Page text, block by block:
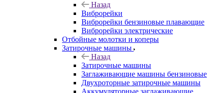
Назад
Виброрейки
Виброрейки бензиновые плавающие
Виброрейки электрические
Отбойные молотки и коперы
Затирочные машины
Назад
Затирочные машины
Заглаживающие машины бензиновые
Двухроторные затирочные машины
Аккумуляторные заглаживающие